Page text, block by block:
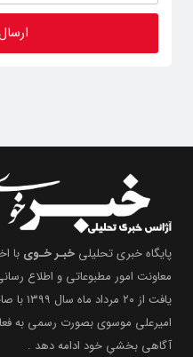
پایگاه خبری تحلیلی خبـر خـوی
معاونت امور مطبوعاتی و اطلاع
یافت
امیرعلی موسوی بصورت رسمی به
آگاهی بخشیِ خود ادامه دهد .